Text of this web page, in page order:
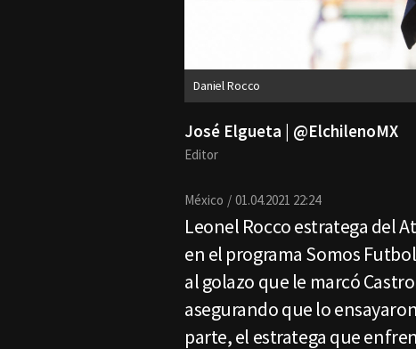
Daniel Rocco
José Elgueta | @ElchilenoMX
Editor
México 01.04.2021 22:24
Leonel Rocco estratega del
en el programa Somos
al golazo que le marcó
asegurando que lo
parte, el estratega que